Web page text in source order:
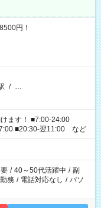
円！
/ …
ます！ ■7:00-24:00
■20:30-翌11:00 など
/ 40～50代活躍中 / 副
務 / 電話対応なし / パソ